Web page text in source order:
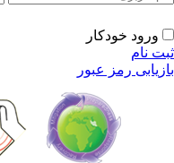
ورود خودکار
نام
رمز عبور